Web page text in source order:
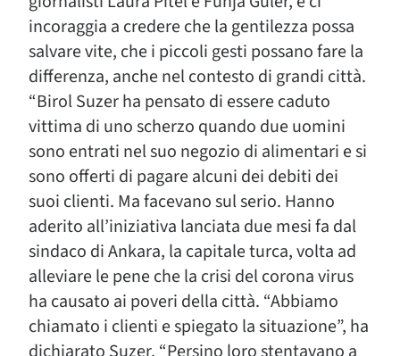
incoraggia a credere che la gentilezza possa
salvare vite, che i piccoli gesti possano fare la
differenza, anche nel contesto di grandi città.
“Birol Suzer ha pensato di essere caduto
vittima di uno scherzo quando due uomini
sono entrati nel suo negozio di alimentari e si
sono offerti di pagare alcuni dei debiti dei
suoi clienti. Ma facevano sul serio. Hanno
aderito all’iniziativa lanciata due mesi fa dal
sindaco di Ankara, la capitale turca, volta ad
alleviare le pene che la crisi del corona virus
ha causato ai poveri della città. “Abbiamo
chiamato i clienti e spiegato la situazione”, ha